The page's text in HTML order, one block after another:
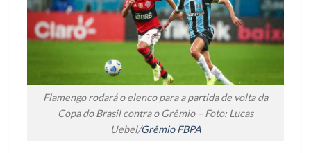
Flamengo rodará o elenco para a partida de volta da
Copa do Brasil contra o Grêmio – Foto: Lucas
Uebel/Grêmio FBPA